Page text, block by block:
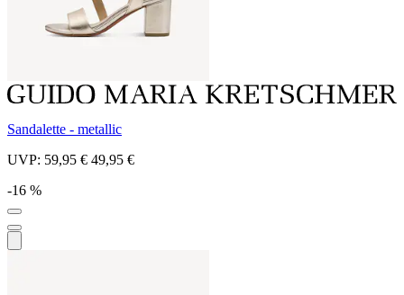
Sandalette - metallic
UVP: 59,95 € 49,95 €
-16 %